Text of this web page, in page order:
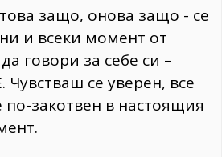
защо, онова защо - се
и всеки момент от
говори за себе си –
Чувстваш се уверен, все
по-закотвен в настоящия